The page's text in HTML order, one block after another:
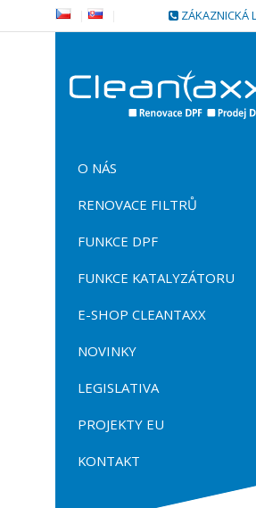
ZÁKAZNICKÁ
O NÁS
RENOVACE FILTRŮ
FUNKCE DPF
FUNKCE KATALYZÁTORU
E-SHOP CLEANTAXX
NOVINKY
LEGISLATIVA
PROJEKTY EU
KONTAKT